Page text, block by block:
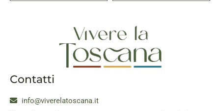
Contatti
info@viverelatoscana.it